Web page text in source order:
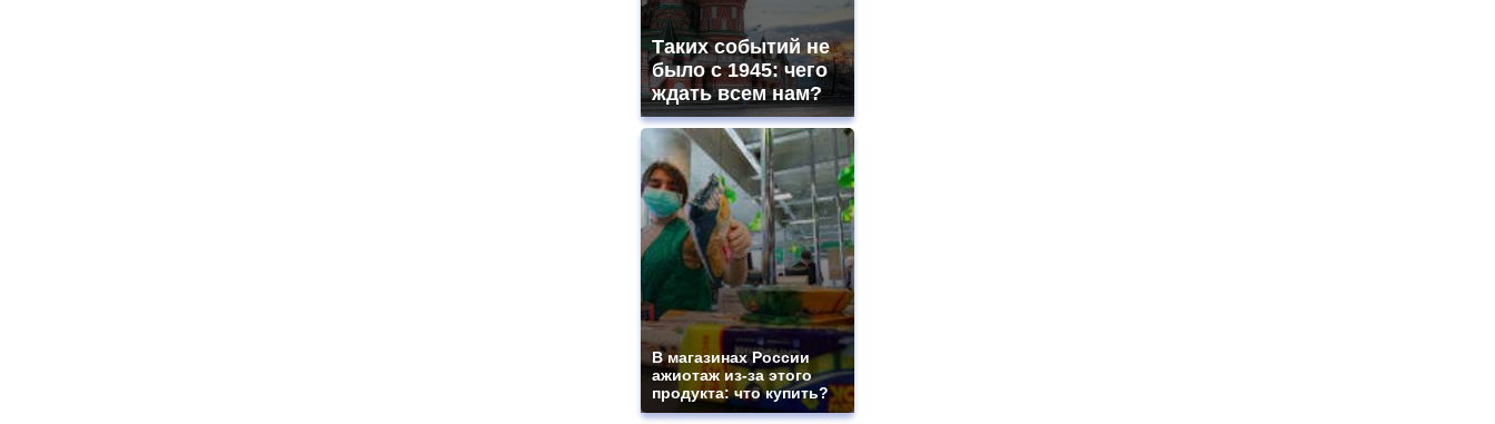
Таких событий не
было с 1945: чего
ждать всем нам?
В магазинах России
ажиотаж из-за этого
продукта: что купить?